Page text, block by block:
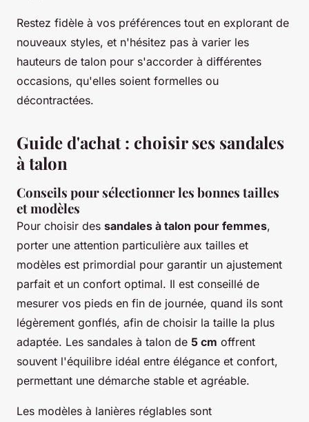
Restez fidèle à vos préférences tout en explorant de
nouveaux styles, et n'hésitez pas à varier les
hauteurs de talon pour s'accorder à différentes
occasions, qu'elles soient formelles ou
décontractées.
Guide d'achat : choisir ses sandales
à talon
Conseils pour sélectionner les bonnes tailles
et modèles
Pour choisir des sandales à talon pour femmes,
porter une attention particulière aux tailles et
modèles est primordial pour garantir un ajustement
parfait et un confort optimal. Il est conseillé de
mesurer vos pieds en fin de journée, quand ils sont
légèrement gonflés, afin de choisir la taille la plus
adaptée. Les sandales à talon de 5 cm offrent
souvent l'équilibre idéal entre élégance et confort,
permettant une démarche stable et agréable.
Les modèles à lanières réglables sont